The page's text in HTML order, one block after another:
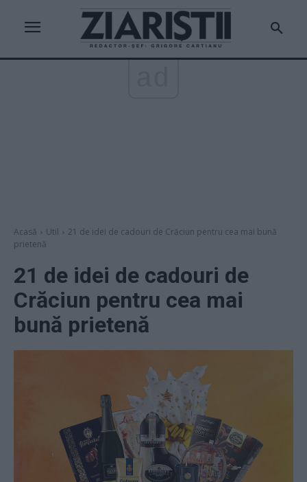
Acasă Util
21 de idei de cadouri de Crăciun pentru cea mai bună
prietenă
21 de idei de cadouri de
Crăciun pentru cea mai
bună prietenă